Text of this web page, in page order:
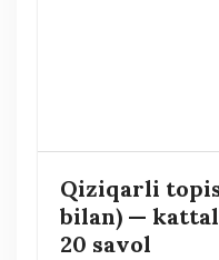
Qiziqarli
bilan) —
20 savol